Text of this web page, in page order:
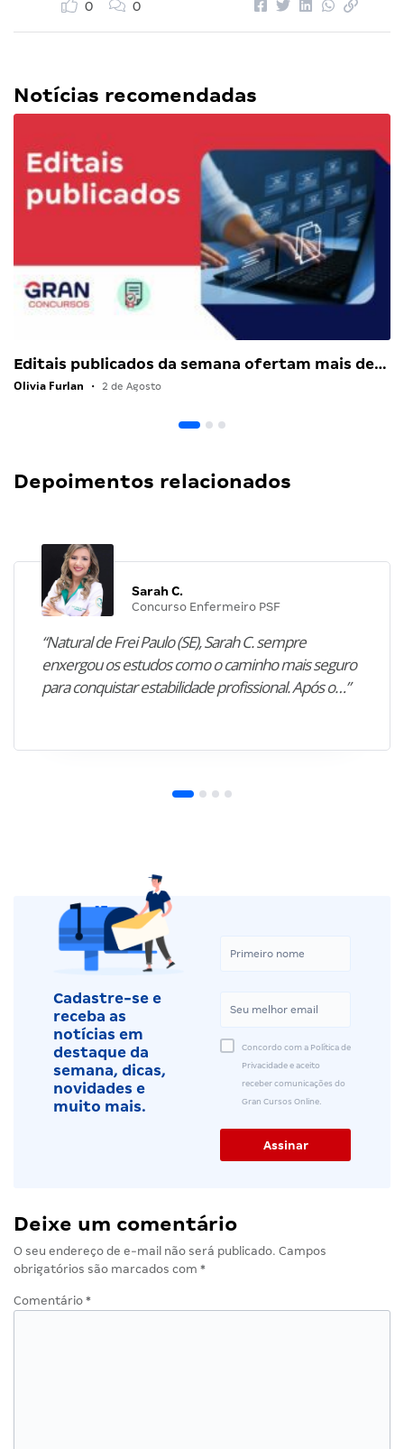
0 0
Notícias recomendadas
Editais publicados da semana ofertam mais de…
Olivia Furlan • 2 de Agosto
Depoimentos relacionados
Sarah C.
Concurso Enfermeiro PSF
“Natural de Frei Paulo (SE), Sarah C. sempre
enxergou os estudos como o caminho mais seguro
para conquistar estabilidade profissional. Após o…”
Cadastre-se e
receba as
notícias em
destaque da
semana, dicas,
novidades e
muito mais.
Concordo com a Política de
Privacidade e aceito
receber comunicações do
Gran Cursos Online.
Deixe um comentário
O seu endereço de e-mail não será publicado. Campos
obrigatórios são marcados com *
Comentário *